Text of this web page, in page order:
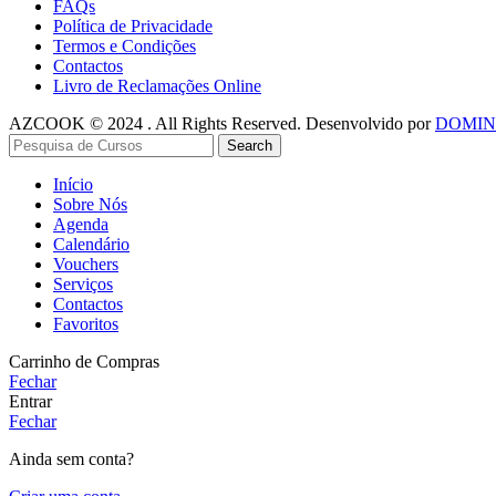
FAQs
Política de Privacidade
Termos e Condições
Contactos
Livro de Reclamações Online
AZCOOK © 2024 . All Rights Reserved. Desenvolvido por
Search
Início
Sobre Nós
Agenda
Calendário
Vouchers
Serviços
Contactos
Favoritos
Carrinho de Compras
Fechar
Entrar
Fechar
Ainda sem conta?